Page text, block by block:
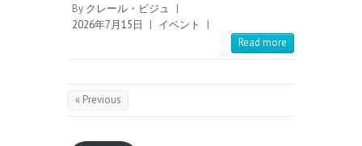
By クレール・ビジュ
|
2026年7月15日
| イベント
|
Read more
« Previous